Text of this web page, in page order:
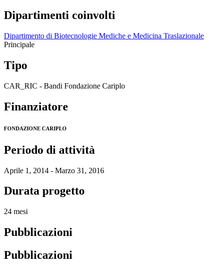
Dipartimenti coinvolti
Dipartimento di Biotecnologie Mediche e Medicina Traslazionale
Principale
Tipo
CAR_RIC - Bandi Fondazione Cariplo
Finanziatore
FONDAZIONE CARIPLO
Periodo di attività
Aprile 1, 2014 - Marzo 31, 2016
Durata progetto
24 mesi
Pubblicazioni
Pubblicazioni